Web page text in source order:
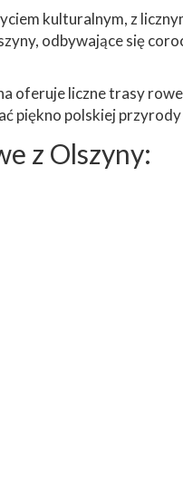
kulturalnym, z
odbywające się
oferuje liczne trasy
piękno polskiej przyrody
z Olszyny: